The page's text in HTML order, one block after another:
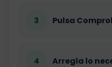
3 Pulsa
4 Arregla lo